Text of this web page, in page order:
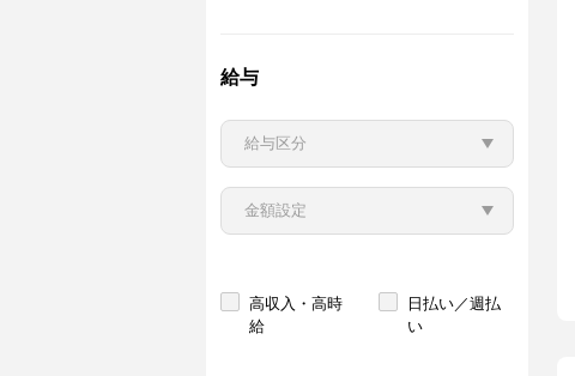
給与
高収入・高時
給
日払い／週払
い